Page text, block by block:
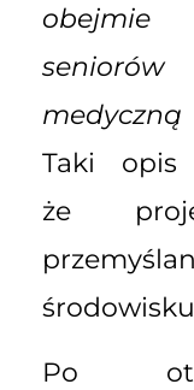
Taki opis
że
Po